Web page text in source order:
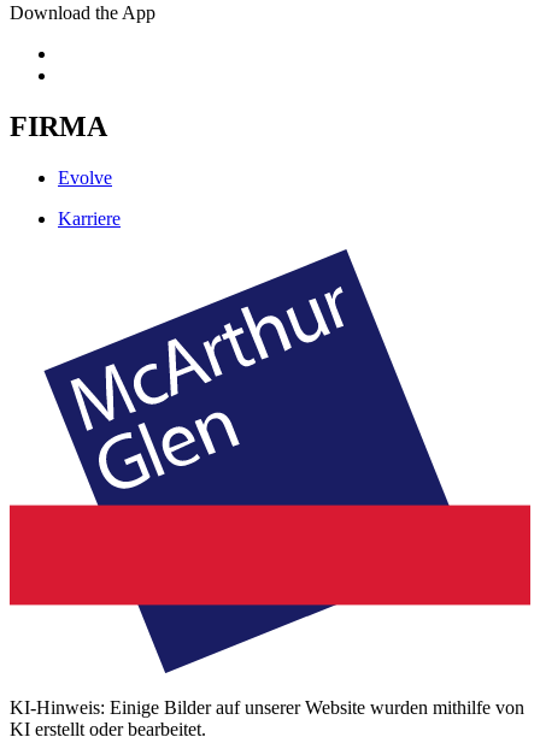
Download the App
FIRMA
Evolve
Karriere
KI-Hinweis: Einige Bilder auf unserer Website wurden mithilfe von
KI erstellt oder bearbeitet.